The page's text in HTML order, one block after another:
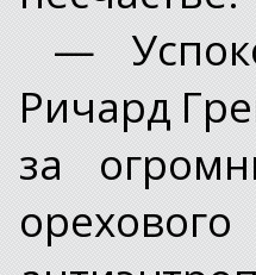
—
Ричард
за